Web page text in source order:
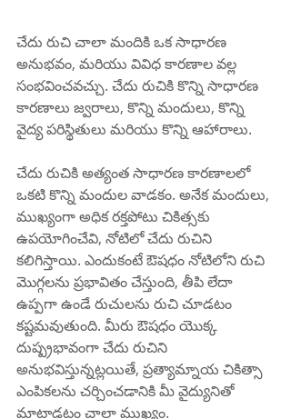
చేదు రుచి చాలా మందికి ఒక సాధారణ
అనుభవం, మరియు వివిధ కారణాల వల్ల
సంభవించవచ్చు. చేదు రుచికి కొన్ని సాధారణ
కారణాలు జ్వరాలు, కొన్ని మందులు, కొన్ని
వైద్య పరిస్థితులు మరియు కొన్ని ఆహారాలు.
చేదు రుచికి అత్యంత సాధారణ కారణాలలో
ఒకటి కొన్ని మందుల వాడకం. అనేక మందులు,
ముఖ్యంగా అధిక రక్తపోటు చికిత్సకు
ఉపయోగించేవి, నోటిలో చేదు రుచిని
కలిగిస్తాయి. ఎందుకంటే ఔషధం నోటిలోని రుచి
మొగ్గలను ప్రభావితం చేస్తుంది, తీపి లేదా
ఉప్పగా ఉండే రుచులను రుచి చూడటం
కష్టమవుతుంది. మీరు ఔషధం యొక్క
దుష్ప్రభావంగా చేదు రుచిని
అనుభవిస్తున్నట్లయితే, ప్రత్యామ్నాయ చికిత్సా
ఎంపికలను చర్చించడానికి మీ వైద్యునితో
మాట్లాడటం చాలా ముఖ్యం.